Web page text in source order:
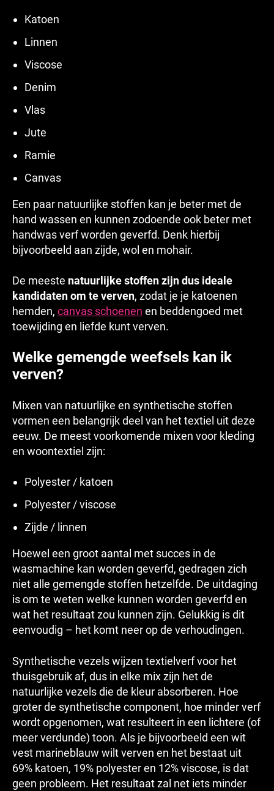
Katoen
Linnen
Viscose
Denim
Vlas
Jute
Ramie
Canvas
Een paar natuurlijke stoffen kan je beter met de
hand wassen en kunnen zodoende ook beter met
handwas verf worden geverfd. Denk hierbij
bijvoorbeeld aan zijde, wol en mohair.
De meeste natuurlijke stoffen zijn dus ideale
kandidaten om te verven, zodat je je katoenen
hemden, canvas schoenen en beddengoed met
toewijding en liefde kunt verven.
Welke gemengde weefsels kan ik
verven?
Mixen van natuurlijke en synthetische stoffen
vormen een belangrijk deel van het textiel uit deze
eeuw. De meest voorkomende mixen voor kleding
en woontextiel zijn:
Polyester / katoen
Polyester / viscose
Zijde / linnen
Hoewel een groot aantal met succes in de
wasmachine kan worden geverfd, gedragen zich
niet alle gemengde stoffen hetzelfde. De uitdaging
is om te weten welke kunnen worden geverfd en
wat het resultaat zou kunnen zijn. Gelukkig is dit
eenvoudig – het komt neer op de verhoudingen.
Synthetische vezels wijzen textielverf voor het
thuisgebruik af, dus in elke mix zijn het de
natuurlijke vezels die de kleur absorberen. Hoe
groter de synthetische component, hoe minder verf
wordt opgenomen, wat resulteert in een lichtere (of
meer verdunde) toon. Als je bijvoorbeeld een wit
vest marineblauw wilt verven en het bestaat uit
69% katoen, 19% polyester en 12% viscose, is dat
geen probleem. Het resultaat zal net iets minder